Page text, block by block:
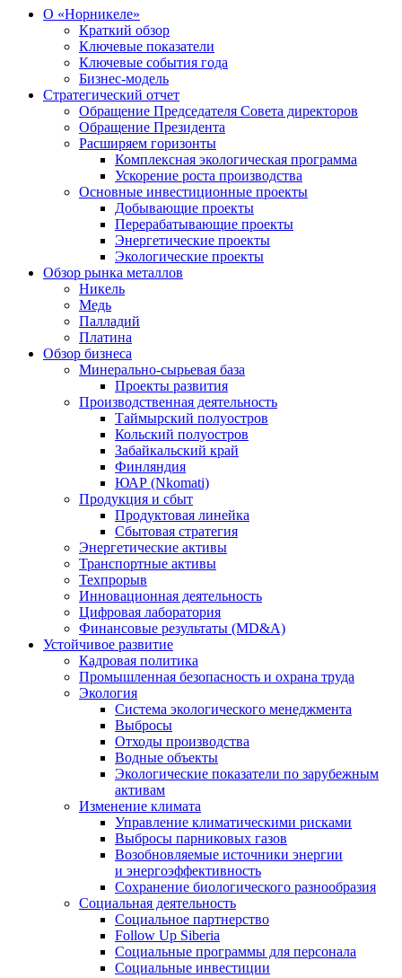
О «Норникеле»
Краткий обзор
Ключевые показатели
Ключевые события года
Бизнес-модель
Стратегический отчет
Обращение Председателя Совета директоров
Обращение Президента
Расширяем горизонты
Комплексная экологическая программа
Ускорение роста производства
Основные инвестиционные проекты
Добывающие проекты
Перерабатывающие проекты
Энергетические проекты
Экологические проекты
Обзор рынка металлов
Никель
Медь
Палладий
Платина
Обзор бизнеса
Минерально-сырьевая база
Проекты развития
Производственная деятельность
Таймырский полуостров
Кольский полуостров
Забайкальский край
Финляндия
ЮАР (Nkomati)
Продукция и сбыт
Продуктовая линейка
Сбытовая стратегия
Энергетические активы
Транспортные активы
Техпрорыв
Инновационная деятельность
Цифровая лаборатория
Финансовые результаты (MD&A)
Устойчивое развитие
Кадровая политика
Промышленная безопасность и охрана труда
Экология
Система экологического менеджмента
Выбросы
Отходы производства
Водные объекты
Экологические показатели по зарубежным
активам
Изменение климата
Управление климатическими рисками
Выбросы парниковых газов
Возобновляемые источники энергии
и энергоэффективность
Сохранение биологического разнообразия
Социальная деятельность
Социальное партнерство
Follow Up Siberia
Социальные программы для персонала
Социальные инвестиции